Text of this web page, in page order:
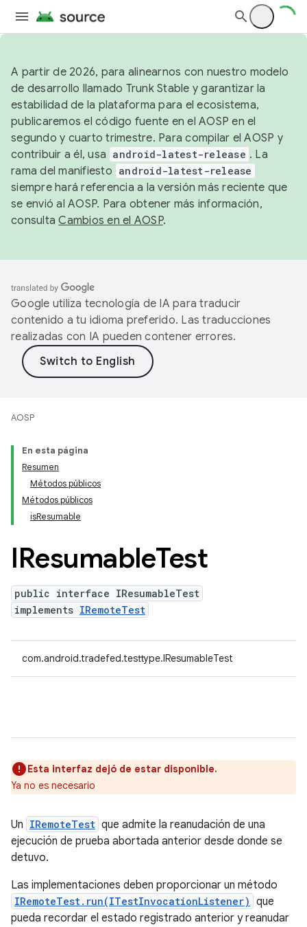
A partir de 2026, para alinearnos con nuestro modelo
de desarrollo llamado Trunk Stable y garantizar la
estabilidad de la plataforma para el ecosistema,
publicaremos el código fuente en el AOSP en el
segundo y cuarto trimestre. Para compilar el AOSP y
contribuir a él, usa android-latest-release . La
rama del manifiesto android-latest-release
siempre hará referencia a la versión más reciente que
se envió al AOSP. Para obtener más información,
consultaCambios en el AOSP.
Google utiliza tecnología de IA para traducir
contenido a tu idioma preferido. Las traducciones
realizadas con IA pueden contener errores.
AOSP
En esta página
Resumen
Métodos públicos
Métodos públicos
isResumable
IResumableTest
public interface IResumableTest
implements IRemoteTest
com.android.tradefed.testtype.IResumableTest
Esta interfaz dejó de estar disponible.
Ya no es necesario
Un IRemoteTest que admite la reanudación de una
ejecución de prueba abortada anterior desde donde se
detuvo.
Las implementaciones deben proporcionar un método
IRemoteTest.run(ITestInvocationListener) que
pueda recordar el estado registrado anterior y reanudar